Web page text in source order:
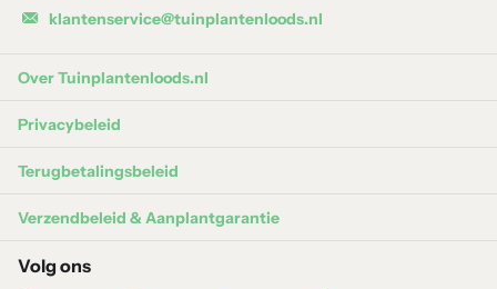
bloemen, die een subtiele geur verspreiden. Na de bloei
ontstaan er kleine, zwarte bessen, wat een extra sierwaarde
(tot -25°C) en blijft ook in de winter groen, zelfs bij koude
klantenservice@tuinplantenloods.nl
Over Tuinplantenloods.nl
Privacybeleid
Terugbetalingsbeleid
Verzendbeleid & Aanplantgarantie
Volg ons